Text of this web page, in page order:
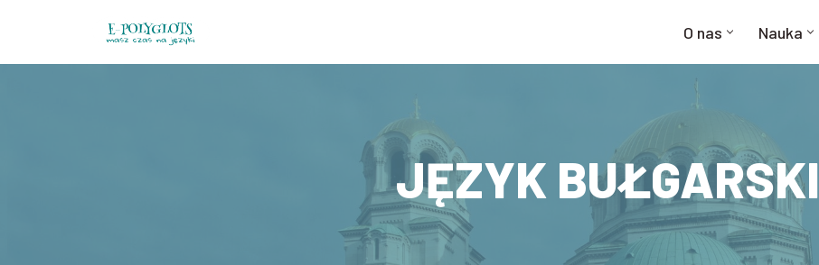
O nas Nauka
JĘZYK BUŁGARSKI